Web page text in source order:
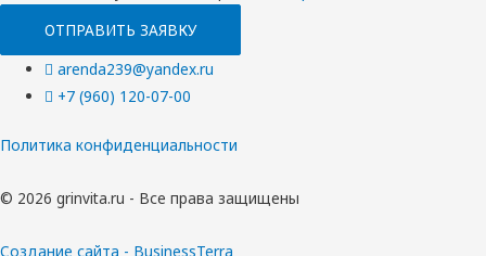
ОТПРАВИТЬ ЗАЯВКУ
arenda239@yandex.ru
+7 (960) 120-07-00
Политика конфиденциальности
© 2026 grinvita.ru - Все права защищены
Создание сайта - BusinessTerra